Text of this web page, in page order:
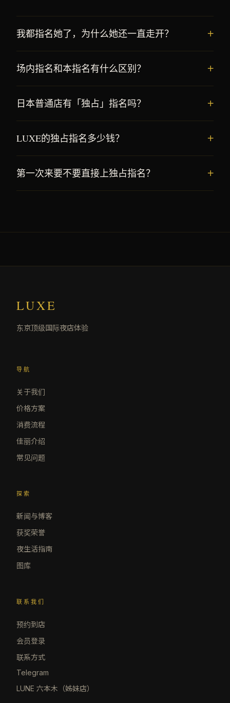
我都指名她了，为什么她还一直走开？
场内指名和本指名有什么区别？
日本普通店有「独占」指名吗？
LUXE的独占指名多少钱？
第一次来要不要直接上独占指名？
LUXE
东京顶级国际夜店体验
导航
关于我们
价格方案
消费流程
佳丽介绍
常见问题
探索
新闻与博客
获奖荣誉
夜生活指南
图库
联系我们
预约到店
会员登录
联系方式
Telegram
LUNE 六本木（姊妹店）